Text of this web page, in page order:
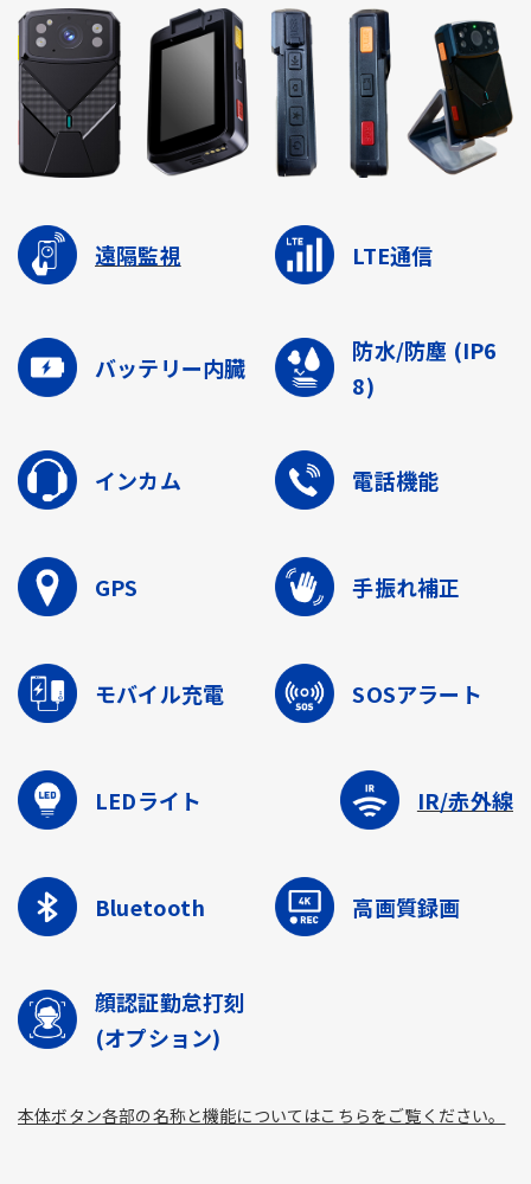
遠隔監視 LTE通信
バッテリー内臓
防水/防塵 (IP6
8)
インカム 電話機能
GPS 手振れ補正
モバイル充電 SOSアラート
LEDライト IR/赤外線
Bluetooth 高画質録画
顔認証勤怠打刻
(オプション)
本体ボタン各部の名称と機能についてはこちらをご覧ください。